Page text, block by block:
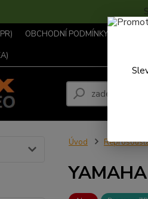
OBCHODNÍ PODMÍNKY ...
Úvod